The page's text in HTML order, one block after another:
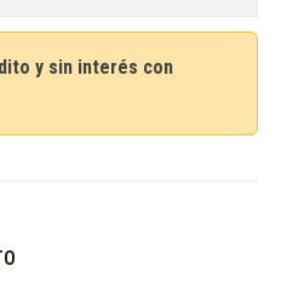
y sin interés con